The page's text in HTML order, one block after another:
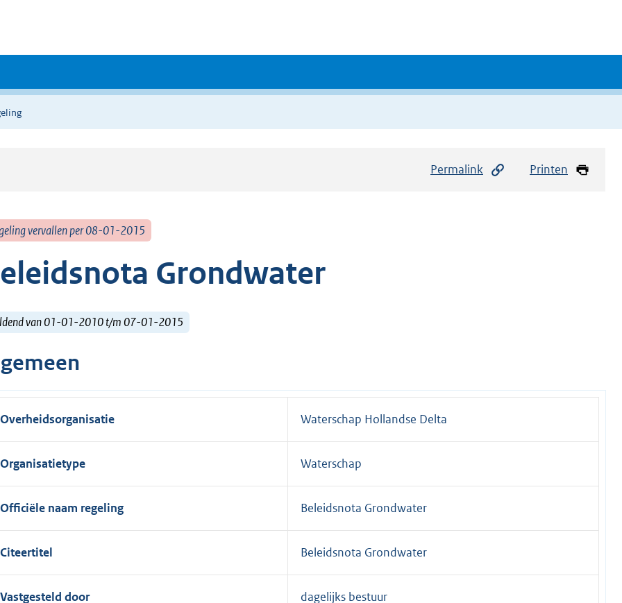
Permalink Printen
vervallen per 08-01-2015
Grondwater
van 01-01-2010 t/m 07-01-2015
Overheidsorganisatie Waterschap Hollandse Delta
Organisatietype Waterschap
Officiële naam regeling Beleidsnota Grondwater
Citeertitel Beleidsnota Grondwater
Vastgesteld door dagelijks bestuur